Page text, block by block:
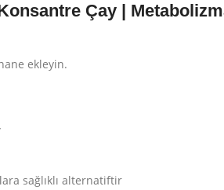
Çay |
ekleyin.
sağlıklı alternatiftir